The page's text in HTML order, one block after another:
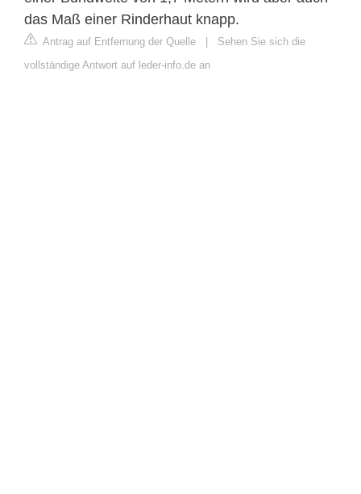
das Maß einer Rinderhaut knapp.
Antrag auf Entfernung der Quelle | Sehen Sie sich die
vollständige Antwort auf leder-info.de an